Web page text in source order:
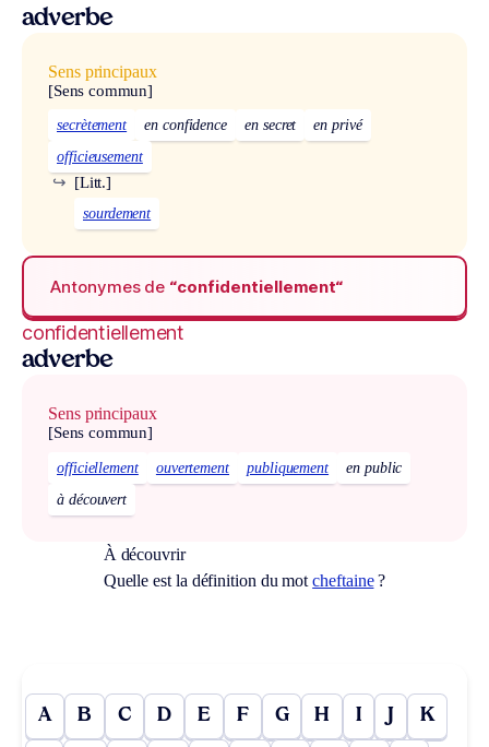
adverbe
Sens principaux
[Sens commun]
secrètement en confidence en secret
en privé
officieusement
[Litt.]
↪
sourdement
Antonymes de “confidentiellement“
confidentiellement
adverbe
Sens principaux
[Sens commun]
officiellement ouvertement publiquement
en public
à découvert
À découvrir
Quelle est la définition du motcheftaine?
A B C D E F G H I J K